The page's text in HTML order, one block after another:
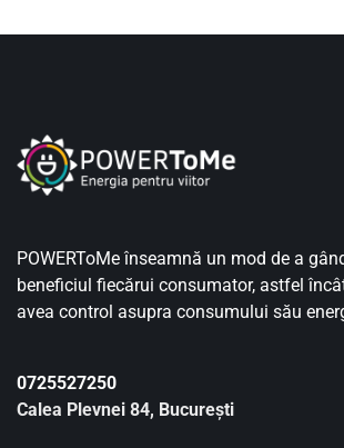
POWERToMe înseamnă un mod de a
beneficiul fiecărui consumator, astfel
avea control asupra consumului său
0725527250
Calea Plevnei 84, București